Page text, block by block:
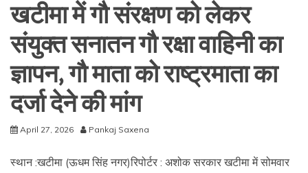
खटीमा में गौ संरक्षण को लेकर
संयुक्त सनातन गौ रक्षा वाहिनी का
ज्ञापन, गौ माता को राष्ट्रमाता का
दर्जा देने की मांग
April 27, 2026 Pankaj Saxena
स्थान :खटीमा (ऊधम सिंह नगर)रिपोर्टर : अशोक सरकार खटीमा में सोमवार